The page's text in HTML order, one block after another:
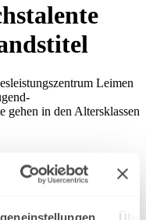
Leimen
gehen in den Altersklassen